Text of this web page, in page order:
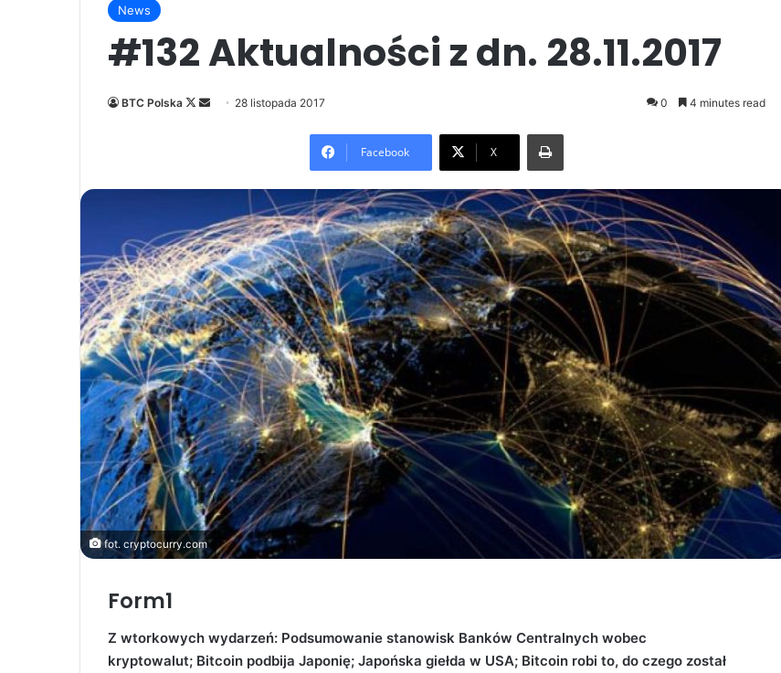
News
#132 Aktualności z dn. 28.11.2017
BTC Polska
Follow
Send 28 listopada 2017 0 4 minutes read
Facebook X
Print
fot. cryptocurry.com
Form1
Z wtorkowych wydarzeń: Podsumowanie stanowisk Banków Centralnych wobec
kryptowalut; Bitcoin podbija Japonię; Japońska giełda w USA; Bitcoin robi to, do czego został